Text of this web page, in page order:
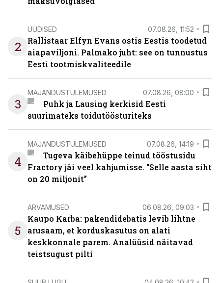
2
UUDISED 07.08.26, 11:52
Rallistaar Elfyn Evans ostis Eestis toodetud
aiapaviljoni. Palmako juht: see on tunnustus
Eesti tootmiskvaliteedile
3
MAJANDUSTULEMUSED 07.08.26, 08:00
Puhk ja Lausing kerkisid Eesti
suurimateks toidutöösturiteks
4
MAJANDUSTULEMUSED 07.08.26, 14:19
Tugeva käibehüppe teinud tööstusidu
Fractory jäi veel kahjumisse. “Selle aasta siht
on 20 miljonit”
5
ARVAMUSED 06.08.26, 09:03
Kaupo Karba: pakendidebatis levib lihtne
arusaam, et korduskasutus on alati
keskkonnale parem. Analüüsid näitavad
teistsugust pilti